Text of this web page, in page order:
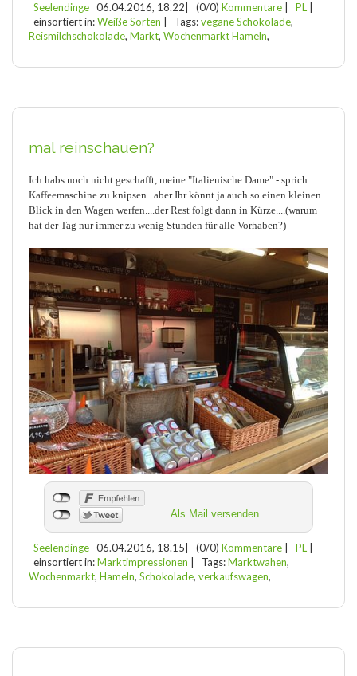
Seelendinge 06.04.2016, 18.22 (0/0) Kommentare PL
einsortiert in:Weiße Sorten Tags:vegane Schokolade,
Reismilchschokolade, Markt, Wochenmarkt Hameln,
mal reinschauen?
Ich habs noch nicht geschafft, meine "Italienische Dame" - sprich:
Kaffeemaschine zu knipsen...aber Ihr könnt ja auch so einen kleinen
Blick in den Wagen werfen....der Rest folgt dann in Kürze....(warum
hat der Tag nur immer zu wenig Stunden für alle Vorhaben?)
Als Mail versenden
Seelendinge 06.04.2016, 18.15 (0/0) Kommentare PL
einsortiert in:Marktimpressionen Tags:Marktwahen,
Wochenmarkt, Hameln, Schokolade, verkaufswagen,